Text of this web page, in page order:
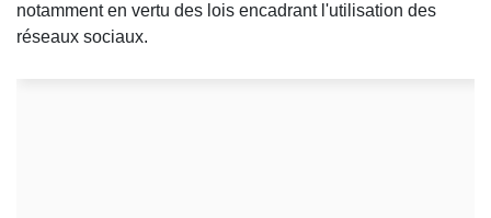
notamment en vertu des lois encadrant l'utilisation des
réseaux sociaux.